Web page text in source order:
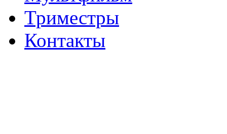
Триместры
Контакты